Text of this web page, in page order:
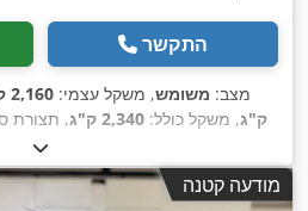
התקשר
מצב: משומש, משקל עצמי: 2,160 ק"ג
ק"ג, משקל כולל: 2,340 ק"ג , תצורת
39,000 מ"מ
, סוג דלק:דיזל, סוג תמסורת:אחר, תא
אחר, גובה בנייה: 2,960,000 מ"מ מודעה קטנה